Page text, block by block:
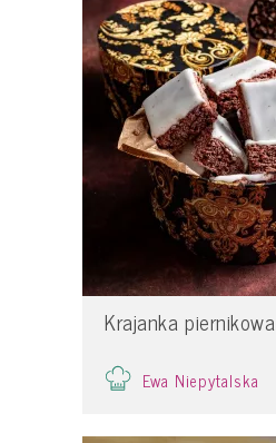
Krajanka piernikowa
Ewa Niepytalska